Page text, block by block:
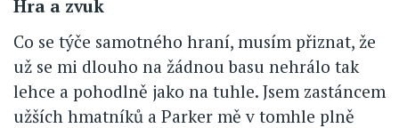
Hra a zvuk
Co se týče samotného hraní, musím přiznat, že
už se mi dlouho na žádnou basu nehrálo tak
lehce a pohodlně jako na tuhle. Jsem zastáncem
užších hmatníků a Parker mě v tomhle plně